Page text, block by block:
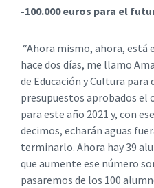
-100.000 euros para el
“Ahora mismo, ahora, está
hace dos días, me llamo
de Educación y Cultura para
presupuestos aprobados el
para este año 2021 y, con
decimos, echarán aguas
terminarlo. Ahora hay 39
que aumente ese número
pasaremos de los 100